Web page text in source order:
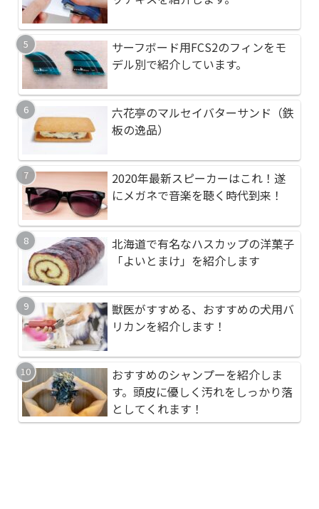
サーフボード用FCS2のフィンをモ
デル別で紹介しています。
六花亭のマルセイバターサンド（鉄
板の逸品）
2020年最新スピーカーはこれ！遂
にメガネで音楽を聴く時代到来！
北海道で有名なハスカップの洋菓子
「よいとまけ」を紹介します
獣医がすすめる、おすすめの犬用バ
リカンを紹介します！
おすすめのシャンプーを紹介しま
す。頭皮に優しく汚れをしっかり落
としてくれます！
おすすめのシャンプー
す。頭皮に優しく汚れ
おすすめの天然水【
高品質イヤホンを使
立つアダプタを紹介し
愛犬のブラッシング
のブラシを紹介します
健康に良いおすすめ
とは？【バルサミコ酢
おすすめのふるさと
生郡一宮町「COFF
おすすめの超音波歯
ソニック」やさしく
コスパ最強！高品質
健康に良いおすすめ
とは？【バルサミコ酢
オリンピックサーフィ
郡一宮町）のサーフ系
おすすめの懐中電灯
フラッシュライトを紹
おすすめの高級紅茶(
ル：TWG)を紹介しま